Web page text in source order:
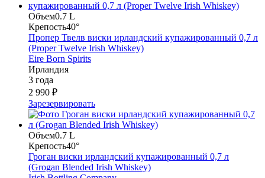
Объем0.7 L
Крепость40°
Пропер Твелв виски ирландский купажированный 0,7 л
(Proper Twelve Irish Whiskey)
Eire Born Spirits
Ирландия
3 года
2 990 ₽
Зарезервировать
Объем0.7 L
Крепость40°
Гроган виски ирландский купажированный 0,7 л
(Grogan Blended Irish Whiskey)